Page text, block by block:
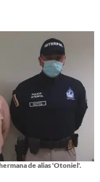
de alias 'Otoniel'.